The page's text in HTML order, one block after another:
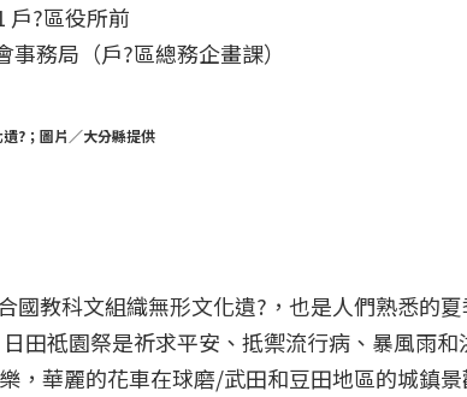
戶?區役所前
務局（戶?區總務企畫課）
?；圖片／大分縣提供
教科文組織無形文化遺?，也是人們熟悉的夏
田祗園祭是祈求平安、抵禦流行病、暴風雨和
，華麗的花車在球磨/武田和豆田地區的城鎮